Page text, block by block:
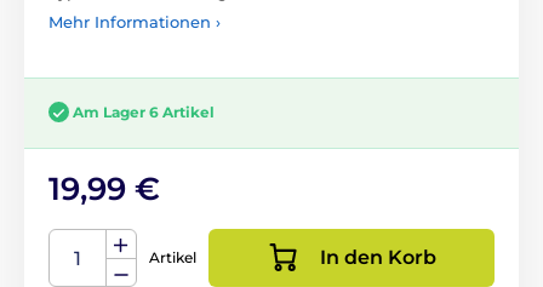
Mehr Informationen ›
Am Lager 6 Artikel
19,99 €
Artikel In den Korb